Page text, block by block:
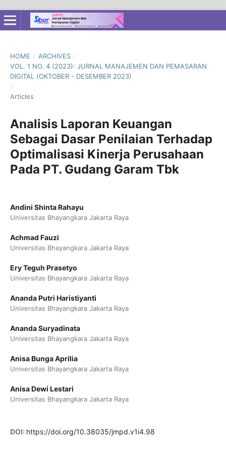
HOME / ARCHIVES /
VOL. 1 NO. 4 (2023): JURNAL MANAJEMEN DAN PEMASARAN
DIGITAL (OKTOBER - DESEMBER 2023)
/
Articles
Analisis Laporan Keuangan
Sebagai Dasar Penilaian Terhadap
Optimalisasi Kinerja Perusahaan
Pada PT. Gudang Garam Tbk
Andini Shinta Rahayu
Universitas Bhayangkara Jakarta Raya
Achmad Fauzi
Universitas Bhayangkara Jakarta Raya
Ery Teguh Prasetyo
Universitas Bhayangkara Jakarta Raya
Ananda Putri Haristiyanti
Universitas Bhayangkara Jakarta Raya
Ananda Suryadinata
Universitas Bhayangkara Jakarta Raya
Anisa Bunga Aprilia
Universitas Bhayangkara Jakarta Raya
Anisa Dewi Lestari
Universitas Bhayangkara Jakarta Raya
DOI: https://doi.org/10.38035/jmpd.v1i4.98